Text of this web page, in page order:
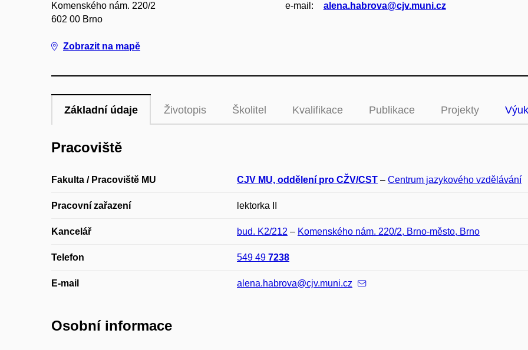
Komenského nám. 220/2
602 00 Brno
Zobrazit na mapě
e‑mail:
alena.habrova@cjv.muni.cz
Základní údaje Životopis Školitel Kvalifikace Publikace Projekty
Pracoviště
Fakulta / Pracoviště MU CJV MU, oddělení pro CŽV/CST – Centrum jazykového vzdělávání
Pracovní zařazení lektorka II
Kancelář bud. K2/212 – Komenského nám. 220/2, Brno-město, Brno
Telefon 549 49 7238
E-mail alena.habrova@cjv.muni.cz
Osobní informace